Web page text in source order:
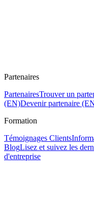
Partenaires
PartenairesTrouver un
(EN)Devenir partenaire
Formation
Témoignages Clients
BlogLisez et suivez les
d'entreprise